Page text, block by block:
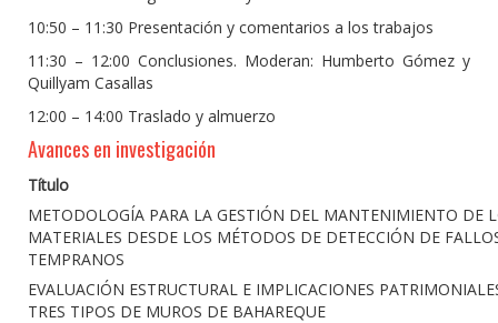
10:50 – 11:30 Presentación y comentarios a los trabajos
11:30 – 12:00 Conclusiones. Moderan: Humberto Gómez y
Quillyam Casallas
12:00 – 14:00 Traslado y almuerzo
Avances en investigación
Título
METODOLOGÍA PARA LA GESTIÓN DEL MANTENIMIENTO DE
MATERIALES DESDE LOS MÉTODOS DE DETECCIÓN DE
TEMPRANOS
EVALUACIÓN ESTRUCTURAL E IMPLICACIONES
TRES TIPOS DE MUROS DE BAHAREQUE